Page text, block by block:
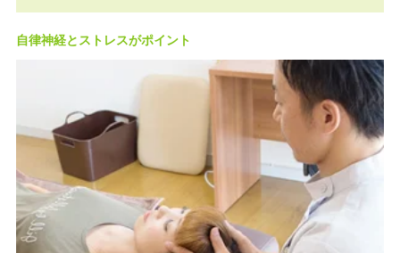
自律神経とストレスがポイント